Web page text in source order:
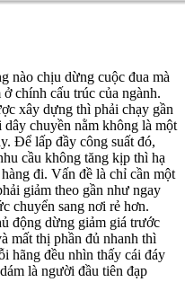
nào chịu dừng cuộc đua mà
chính cấu trúc của ngành.
xây dựng thì phải chạy gần
chuyền nằm không là một
Để lấp đầy công suất đó,
cầu không tăng kịp thì hạ
đi. Vấn đề là chỉ cần một
giảm theo gần như ngay
chuyển sang nơi rẻ hơn.
động dừng giảm giá trước
mất thị phần đủ nhanh thì
hãng đều nhìn thấy cái đáy
là người đầu tiên đạp